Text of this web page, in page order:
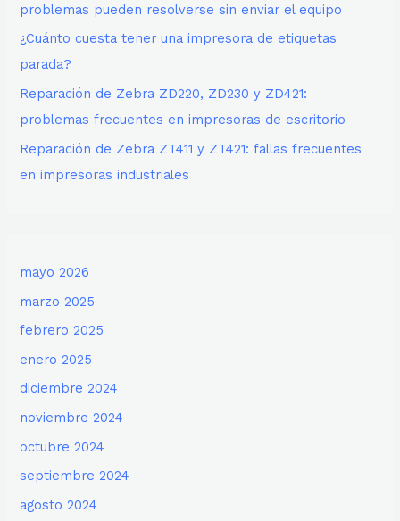
problemas pueden resolverse sin enviar el equipo
¿Cuánto cuesta tener una impresora de etiquetas
parada?
Reparación de Zebra ZD220, ZD230 y ZD421:
problemas frecuentes en impresoras de escritorio
Reparación de Zebra ZT411 y ZT421: fallas frecuentes
en impresoras industriales
mayo 2026
marzo 2025
febrero 2025
enero 2025
diciembre 2024
noviembre 2024
octubre 2024
septiembre 2024
agosto 2024